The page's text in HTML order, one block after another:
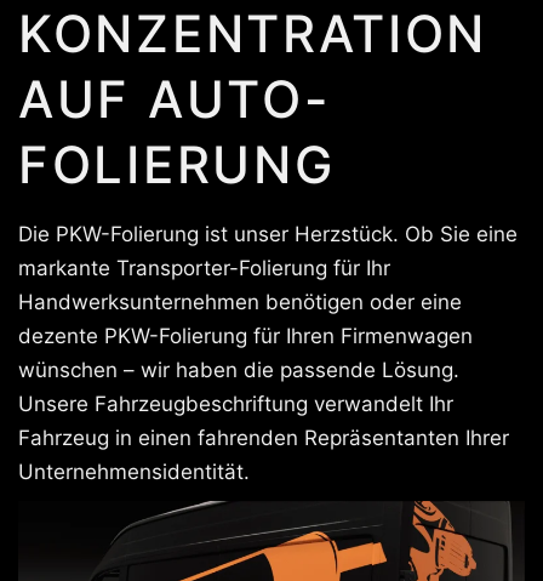
KONZENTRATION
AUF AUTO-
FOLIERUNG
Die PKW-Folierung ist unser Herzstück. Ob Sie eine
markante Transporter-Folierung für Ihr
Handwerksunternehmen benötigen oder eine
dezente PKW-Folierung für Ihren Firmenwagen
wünschen – wir haben die passende Lösung.
Unsere Fahrzeugbeschriftung verwandelt Ihr
Fahrzeug in einen fahrenden Repräsentanten Ihrer
Unternehmensidentität.